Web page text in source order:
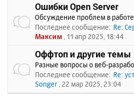
Ошибки Open Server
Обсуждение проблем в
Последнее сообщение: Re:
Максим , 11 апр 2025, 18:44
Оффтоп и другие темы
Разные вопросы о веб-
Последнее сообщение: Re:
Songer , 22 мар 2025, 23:04